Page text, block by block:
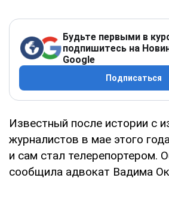
Будьте первыми в
подпишитесь на
Google
Подписаться
Известный после истории с
журналистов в мае этого
и сам стал телерепортером.
сообщила адвокат Вадима